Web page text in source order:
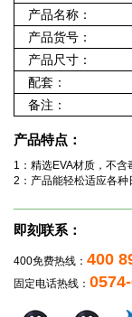
产品名称：
产品货号：
产品尺寸：
配套：
备注：
产品特点：
1：精选EVA材质，不含
2：产品能轻松适应各种
即刻联系：
400免费热线： 400
固定电话热线：